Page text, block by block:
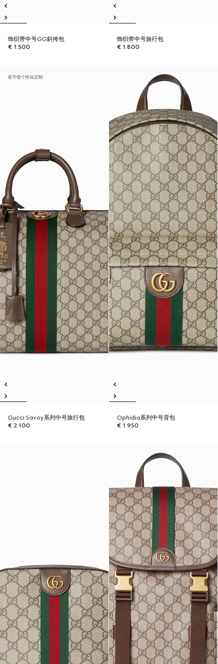
饰织带中号GG斜挎包
€ 1.500
饰织带中号旅行包
€ 1.800
首字母个性化定制
Gucci Savoy系列中号旅行包
€ 2.100
Ophidia系列中号背包
€ 1.950